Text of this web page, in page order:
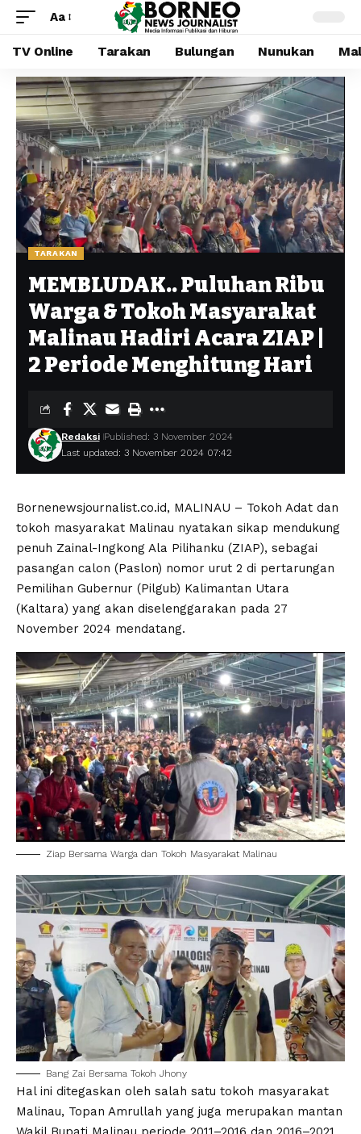
Aa
TV Online Tarakan Bulungan Nunukan
TARAKAN
MEMBLUDAK.. Puluhan Ribu
Warga & Tokoh Masyarakat
Malinau Hadiri Acara ZIAP |
2 Periode Menghitung Hari
Last updated: 3 November 2024 07:42
Redaksi Published: 3 November 2024
Bornenewsjournalist.co.id, MALINAU – Tokoh Adat dan
tokoh masyarakat Malinau nyatakan sikap mendukung
penuh Zainal-Ingkong Ala Pilihanku (ZIAP), sebagai
pasangan calon (Paslon) nomor urut 2 di pertarungan
Pemilihan Gubernur (Pilgub) Kalimantan Utara
(Kaltara) yang akan diselenggarakan pada 27
November 2024 mendatang.
Ziap Bersama Warga dan Tokoh Masyarakat Malinau
Bang Zai Bersama Tokoh Jhony
Hal ini ditegaskan oleh salah satu tokoh masyarakat
Malinau, Topan Amrullah yang juga merupakan mantan